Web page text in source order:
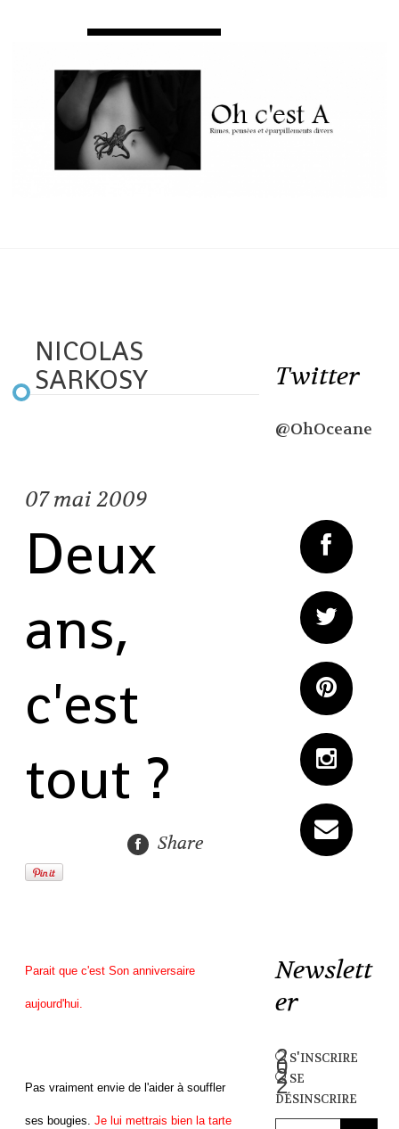
NICOLAS
SARKOSY
07 mai 2009
Deux
ans,
c'est
tout ?
Share
Parait que c'est Son anniversaire
aujourd'hui.
Pas vraiment envie de l'aider à souffler
ses bougies. Je lui mettrais bien la tarte
Twitter
@OhOceane
Newslett
er
s'inscrire
se
désinscrire